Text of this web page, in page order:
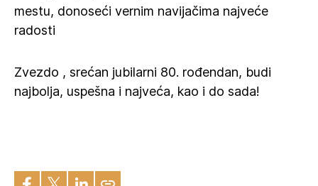
mestu, donoseći vernim navijačima najveće
radosti
Zvezdo , srećan jubilarni 80. rođendan, budi
najbolja, uspešna i najveća, kao i do sada!